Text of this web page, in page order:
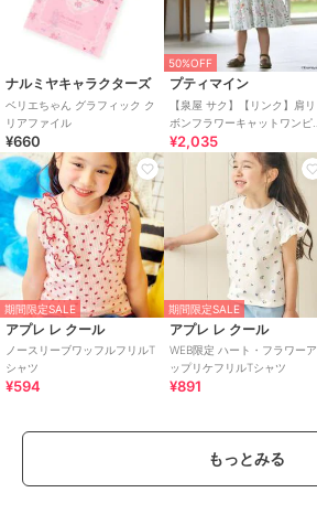
ナルミヤキャラクターズ
ベリエちゃん グラフィック ク
リアファイル
¥660
50%OFF
プティマイン
【泉屋 サク】【リンク】肩リ
ボンフラワーキャットワンピ
ース
¥2,035
期間限定SALE
アプレ レ クール
ノースリーブワッフルフリルT
シャツ
¥594
期間限定SALE
アプレ レ クール
WEB限定 ハート・フラワーア
ップリケフリルTシャツ
¥891
もっとみる